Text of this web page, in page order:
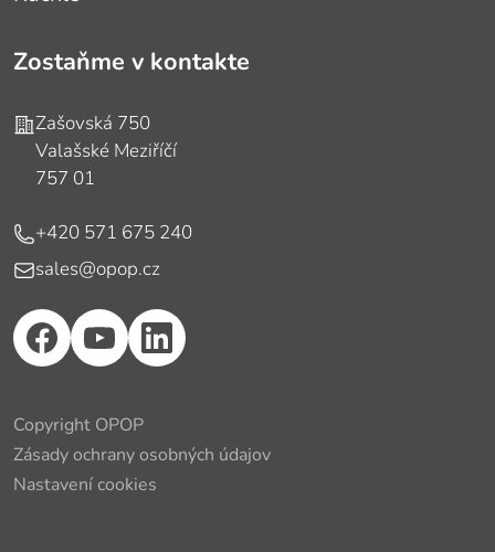
Zostaňme v kontakte
Adresa
Zašovská 750
Valašské Meziříčí
757 01
Telefón
+420 571 675 240
E-mail
sales@opop.cz
Copyright OPOP
Zásady ochrany osobných údajov
Nastavení cookies